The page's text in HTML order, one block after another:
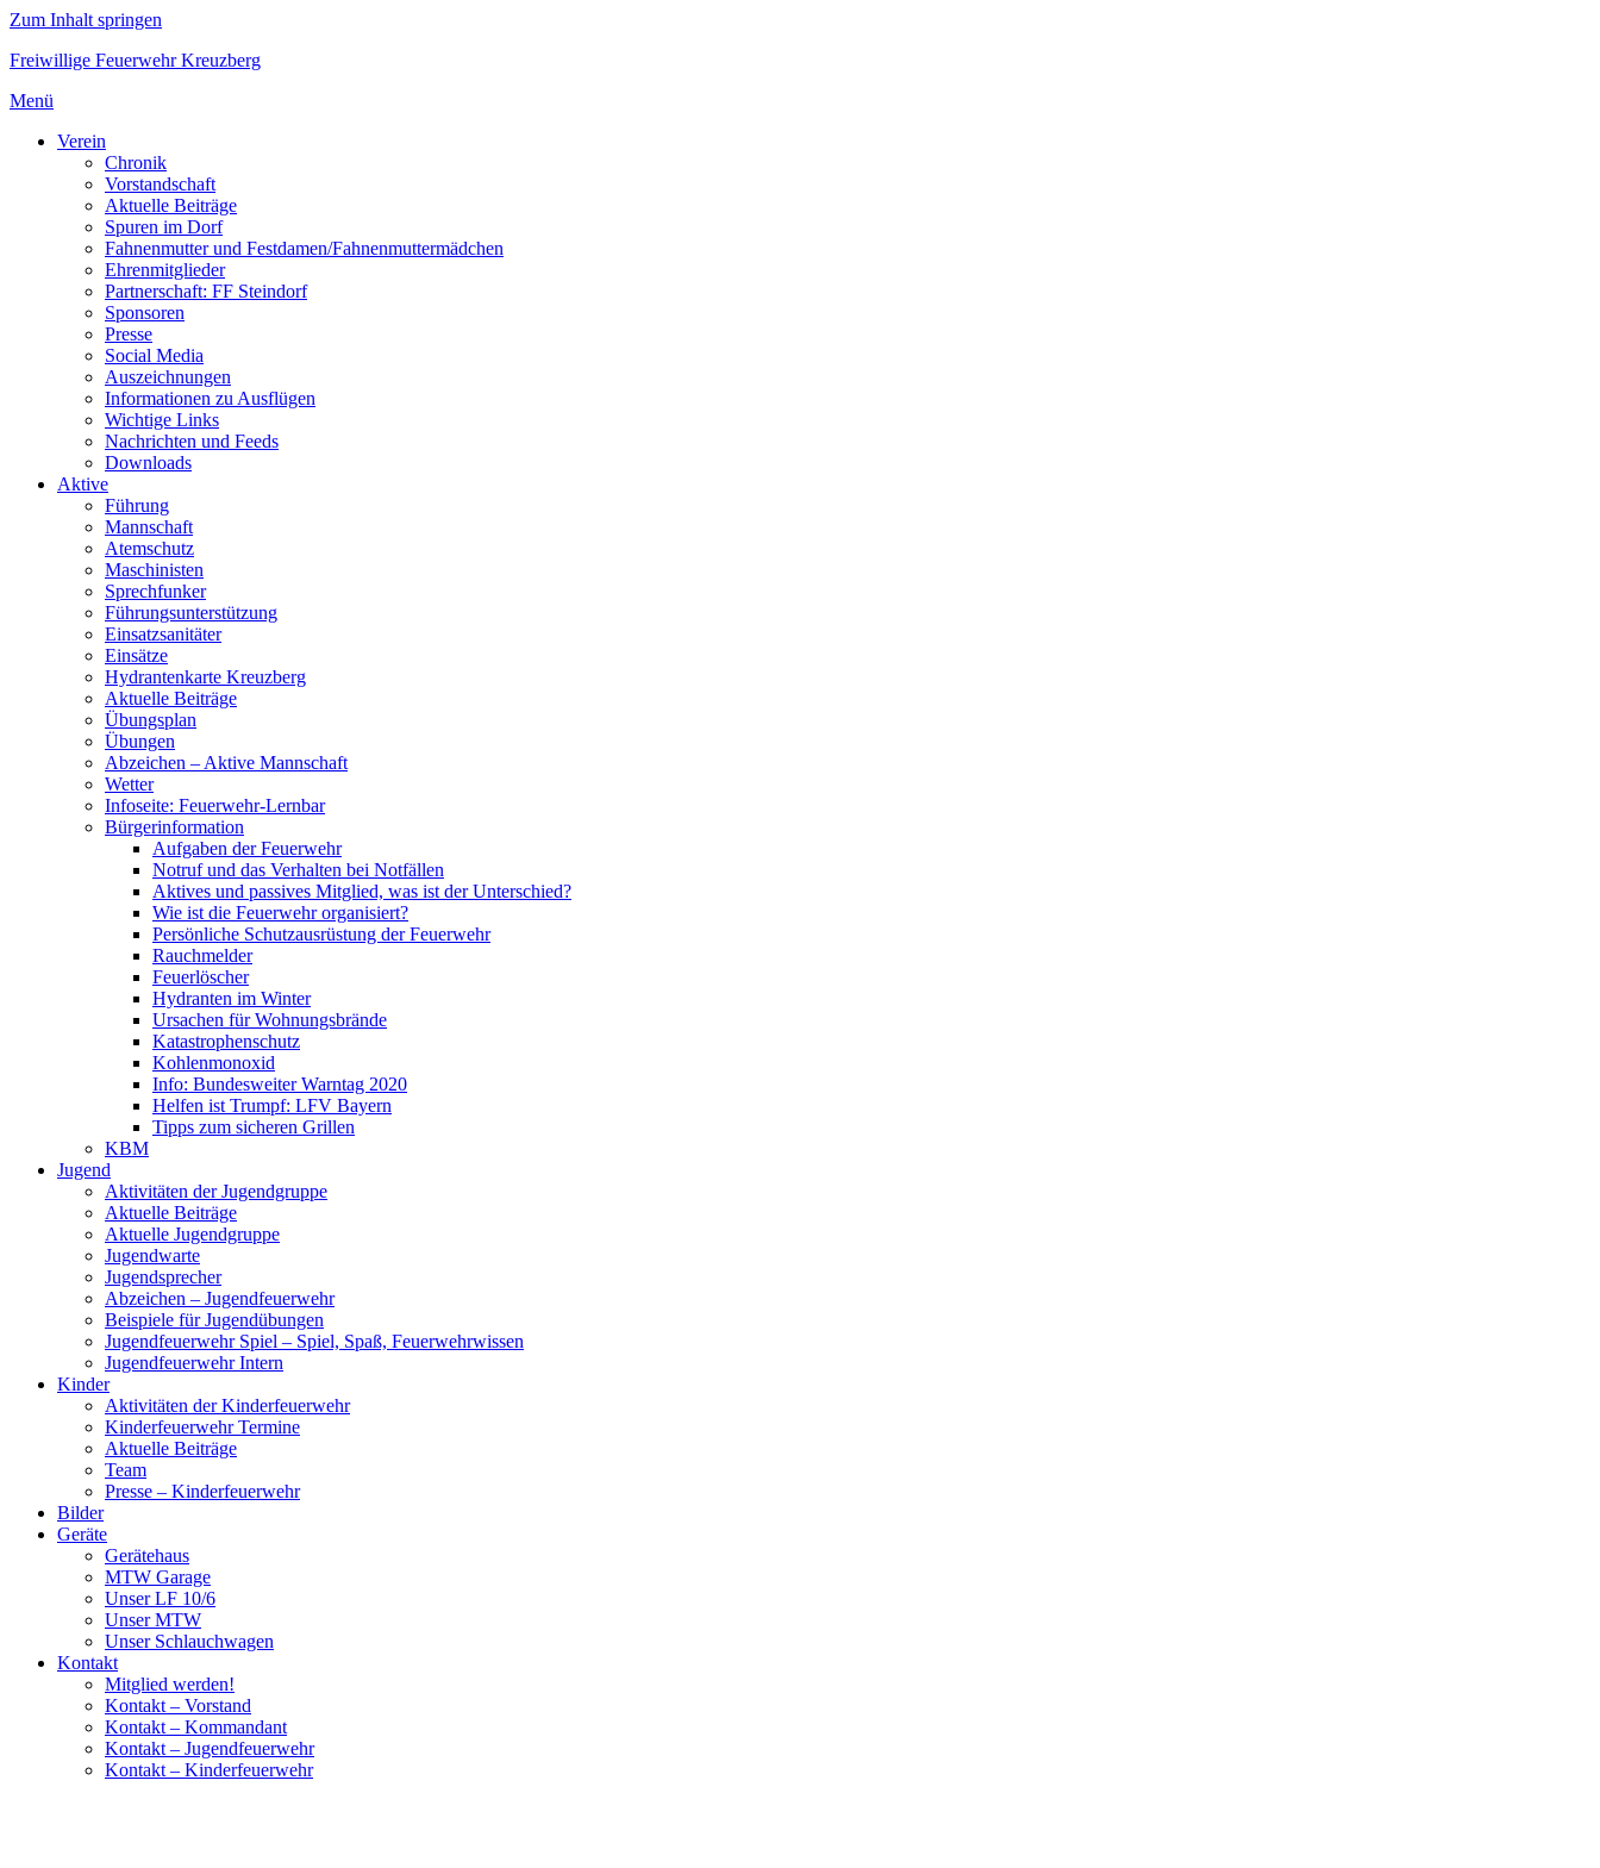
Zum Inhalt springen
Freiwillige Feuerwehr Kreuzberg
Menü
Verein
Chronik
Vorstandschaft
Aktuelle Beiträge
Spuren im Dorf
Fahnenmutter und Festdamen/Fahnenmuttermädchen
Ehrenmitglieder
Partnerschaft: FF Steindorf
Sponsoren
Presse
Social Media
Auszeichnungen
Informationen zu Ausflügen
Wichtige Links
Nachrichten und Feeds
Downloads
Aktive
Führung
Mannschaft
Atemschutz
Maschinisten
Sprechfunker
Führungsunterstützung
Einsatzsanitäter
Einsätze
Hydrantenkarte Kreuzberg
Aktuelle Beiträge
Übungsplan
Übungen
Abzeichen – Aktive Mannschaft
Wetter
Infoseite: Feuerwehr-Lernbar
Bürgerinformation
Aufgaben der Feuerwehr
Notruf und das Verhalten bei Notfällen
Aktives und passives Mitglied, was ist der Unterschied?
Wie ist die Feuerwehr organisiert?
Persönliche Schutzausrüstung der Feuerwehr
Rauchmelder
Feuerlöscher
Hydranten im Winter
Ursachen für Wohnungsbrände
Katastrophenschutz
Kohlenmonoxid
Info: Bundesweiter Warntag 2020
Helfen ist Trumpf: LFV Bayern
Tipps zum sicheren Grillen
KBM
Jugend
Aktivitäten der Jugendgruppe
Aktuelle Beiträge
Aktuelle Jugendgruppe
Jugendwarte
Jugendsprecher
Abzeichen – Jugendfeuerwehr
Beispiele für Jugendübungen
Jugendfeuerwehr Spiel – Spiel, Spaß, Feuerwehrwissen
Jugendfeuerwehr Intern
Kinder
Aktivitäten der Kinderfeuerwehr
Kinderfeuerwehr Termine
Aktuelle Beiträge
Team
Presse – Kinderfeuerwehr
Bilder
Geräte
Gerätehaus
MTW Garage
Unser LF 10/6
Unser MTW
Unser Schlauchwagen
Kontakt
Mitglied werden!
Kontakt – Vorstand
Kontakt – Kommandant
Kontakt – Jugendfeuerwehr
Kontakt – Kinderfeuerwehr